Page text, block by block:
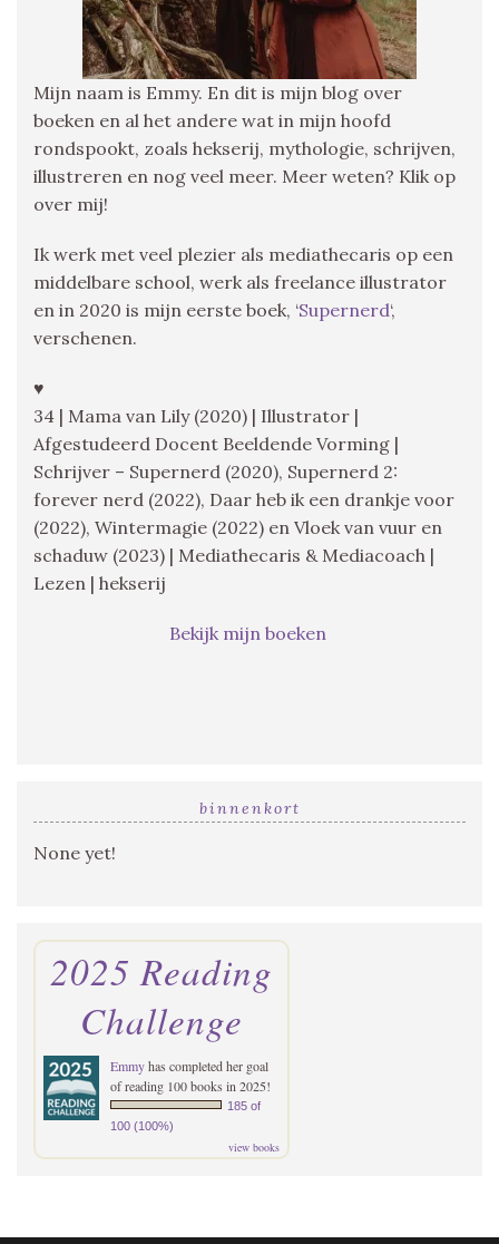
Mijn naam is Emmy. En dit is mijn blog over
boeken en al het andere wat in mijn hoofd
rondspookt, zoals hekserij, mythologie, schrijven,
illustreren en nog veel meer. Meer weten? Klik op
over mij!
Ik werk met veel plezier als mediathecaris op een
middelbare school, werk als freelance illustrator
en in 2020 is mijn eerste boek, ‘Supernerd‘,
verschenen.
♥
34 | Mama van Lily (2020) | Illustrator |
Afgestudeerd Docent Beeldende Vorming |
Schrijver – Supernerd (2020), Supernerd 2:
forever nerd (2022), Daar heb ik een drankje voor
(2022), Wintermagie (2022) en Vloek van vuur en
schaduw (2023) | Mediathecaris & Mediacoach |
Lezen | hekserij
Bekijk mijn boeken
binnenkort
None yet!
2025 Reading
Challenge
Emmyhas completed her goal
of reading 100 books in 2025!
185 of
100 (100%)
view books